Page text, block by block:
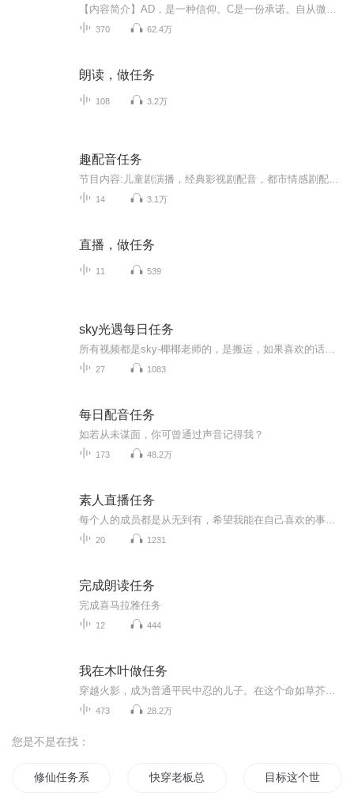
370 62.4万
朗读，做任务
108 3.2万
趣配音任务
14 3.1万
直播，做任务
11 539
sky光遇每日任务
27 1083
每日配音任务
如若从未谋面，你可曾通过声音记得我？
173 48.2万
素人直播任务
20 1231
完成朗读任务
完成喜马拉雅任务
12 444
我在木叶做任务
473 28.2万
您是不是在找：
修仙任务系统 快穿老板总成任务目标怎么破目标这个世界